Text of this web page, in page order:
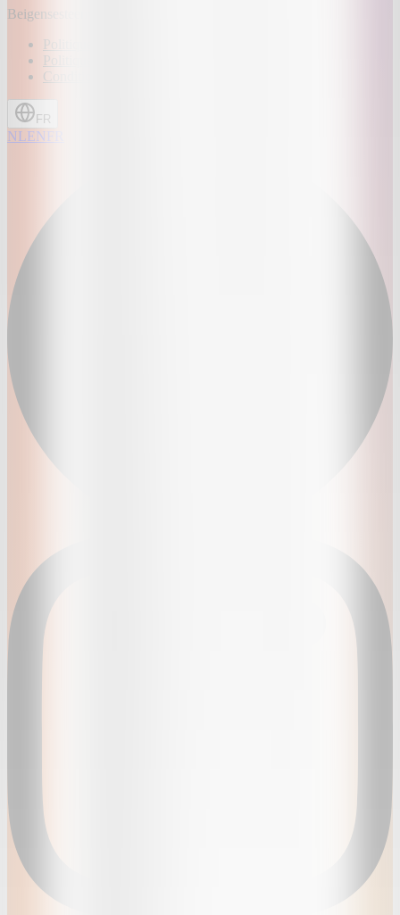
Beigensesteenweg 109, 1850 Grimbergen, Belgique
Politique de confidentialité
Politique relative aux cookies
Conditions générales
FR
NLEN FR